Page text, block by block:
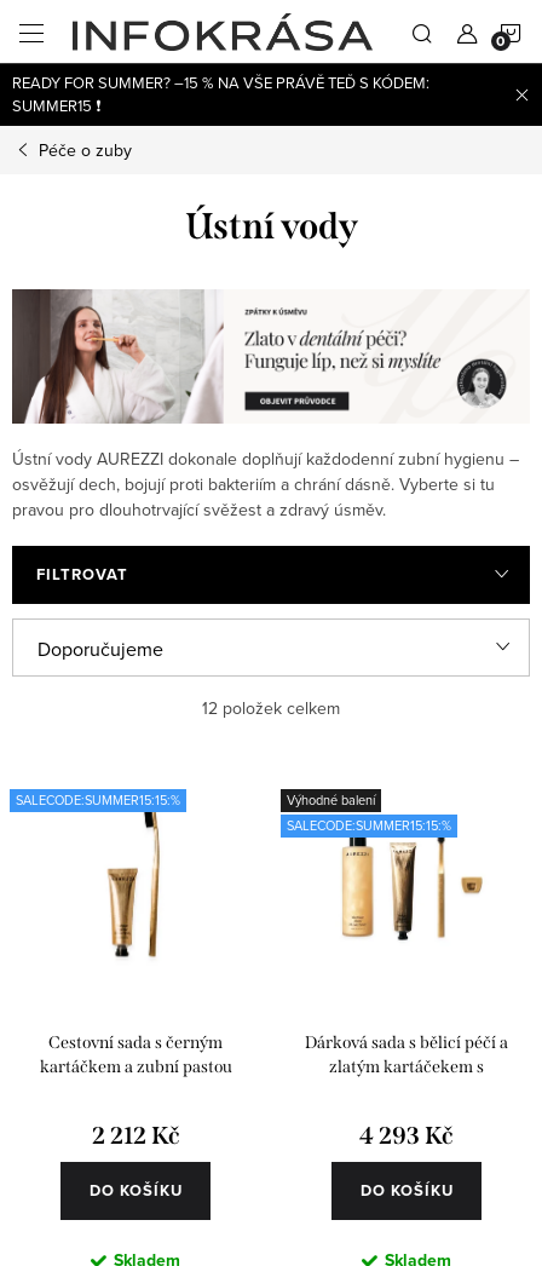
obsah
READY FOR SUMMER? –15 % NA VŠE PRÁVĚ TEĎ S KÓDEM:
SUMMER15 ❗
Péče o zuby
Ústní vody
Ústní vody AUREZZI dokonale doplňují každodenní zubní hygienu –
osvěžují dech, bojují proti bakteriím a chrání dásně. Vyberte si tu
pravou pro dlouhotrvající svěžest a zdravý úsměv.
FILTROVAT
ý
s
a
n
Doporučujeme
Nejprodávanější
Abecedně
12 položek celkem
SALECODE:SUMMER15:15:%
Cestovní sada s černým
kartáčkem a zubní pastou
2 212 Kč
DO KOŠÍKU
Výhodné balení
SALECODE:SUMMER15:15:%
Dárková sada s bělicí péčí a
zlatým kartáčekem s
4 293 Kč
DO KOŠÍKU